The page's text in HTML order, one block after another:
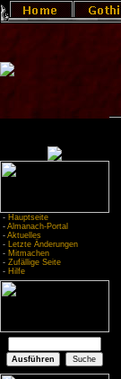
- Hauptseite
- Almanach-Portal
- Aktuelles
- Letzte Änderungen
- Mitmachen
- Zufällige Seite
- Hilfe